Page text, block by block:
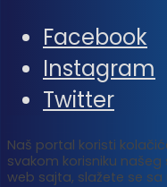
Facebook
Instagram
Twitter
Naš portal koristi
svakom korisniku
web sajta, slažete se